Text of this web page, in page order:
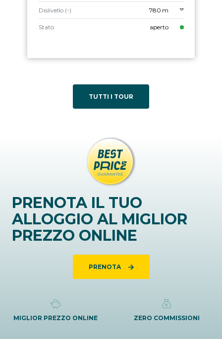
Dislivello (-) 780 m
Stato aperto
TUTTI I TOUR
PRENOTA IL TUO
ALLOGGIO AL MIGLIOR
PREZZO ONLINE
PRENOTA
MIGLIOR PREZZO ONLINE ZERO COMMISSIONI